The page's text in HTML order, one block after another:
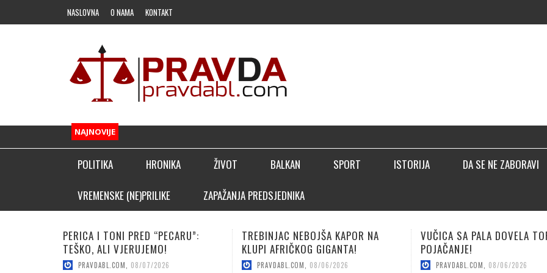
NASLOVNA O NAMA KONTAKT
NAJNOVIJE
POLITIKA HRONIKA ŽIVOT BALKAN SPORT
FUDBAL
KLADIONIČARSKI KUTAK
ISTORIJA DA SE NE ZABORAVI
VREMENSKE (NE)PRILIKE ZAPAŽANJA PREDSJEDNIKA
TREBINJAC NEBOJŠA KAPOR NA
KLUPI AFRIČKOG GIGANTA!
PRAVDABL.COM 08/06/2026
VUČICA SA PALA DOVELA TOP
POJAČANJE!
PRAVDABL.COM 08/06/2026
LUČIĆ: BIĆEMO BOLJI NEGO
SEZONE!
PRAVDABL.COM 08/04/2026